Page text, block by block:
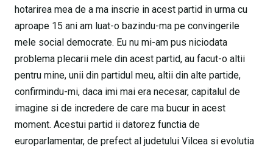
hotarirea mea de a ma inscrie in acest partid in urma cu
aproape 15 ani am luat-o bazindu-ma pe convingerile
mele social democrate. Eu nu mi-am pus niciodata
problema plecarii mele din acest partid, au facut-o altii
pentru mine, unii din partidul meu, altii din alte partide,
confirmindu-mi, daca imi mai era necesar, capitalul de
imagine si de incredere de care ma bucur in acest
moment. Acestui partid ii datorez functia de
europarlamentar, de prefect al judetului Vilcea si evolutia